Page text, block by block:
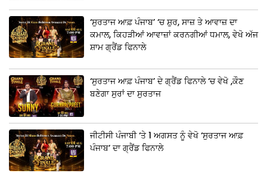
‘ਸੁਰਤਾਜ ਆਫ਼ ਪੰਜਾਬ’ ‘ਚ ਸ਼ੁਰ, ਸਾਜ਼ ਤੇ ਆਵਾਜ਼ ਦਾ
ਕਮਾਲ, ਕਿਹੜੀਆਂ ਆਵਾਜ਼ਾਂ ਕਰਨਗੀਆਂ ਧਮਾਲ, ਵੇਖੋ ਅੱਜ
ਸ਼ਾਮ ਗ੍ਰੈਂਡ ਫਿਨਾਲੇ
‘ਸੁਰਤਾਜ ਆਫ਼ ਪੰਜਾਬ’ ਦੇ ਗ੍ਰੈਂਡ ਫਿਨਾਲੇ ‘ਚ ਵੇਖੋ ,ਕੌਣ
ਬਣੇਗਾ ਸੁਰਾਂ ਦਾ ਸੁਰਤਾਜ
ਜੀਟੀਸੀ ਪੰਜਾਬੀ ‘ਤੇ 1 ਅਗਸਤ ਨੂੰ ਵੇਖੋ ‘ਸੁਰਤਾਜ ਆਫ਼
ਪੰਜਾਬ’ ਦਾ ਗ੍ਰੈਂਡ ਫਿਨਾਲੇ